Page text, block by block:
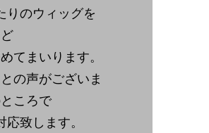
りのウィッグを
てまいります。
の声がございま
ころで
致します。